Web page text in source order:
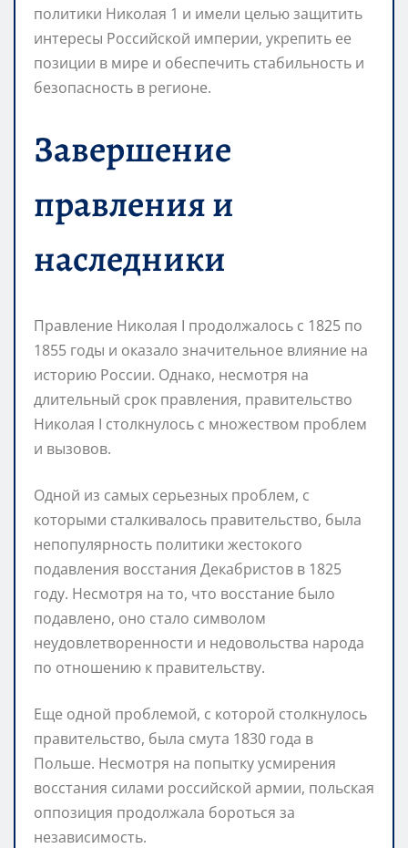
политики Николая 1 и имели целью защитить
интересы Российской империи, укрепить ее
позиции в мире и обеспечить стабильность и
безопасность в регионе.
Завершение
правления и
наследники
Правление Николая I продолжалось с 1825 по
1855 годы и оказало значительное влияние на
историю России. Однако, несмотря на
длительный срок правления, правительство
Николая I столкнулось с множеством проблем
и вызовов.
Одной из самых серьезных проблем, с
которыми сталкивалось правительство, была
непопулярность политики жестокого
подавления восстания Декабристов в 1825
году. Несмотря на то, что восстание было
подавлено, оно стало символом
неудовлетворенности и недовольства народа
по отношению к правительству.
Еще одной проблемой, с которой столкнулось
правительство, была смута 1830 года в
Польше. Несмотря на попытку усмирения
восстания силами российской армии, польская
оппозиция продолжала бороться за
независимость.